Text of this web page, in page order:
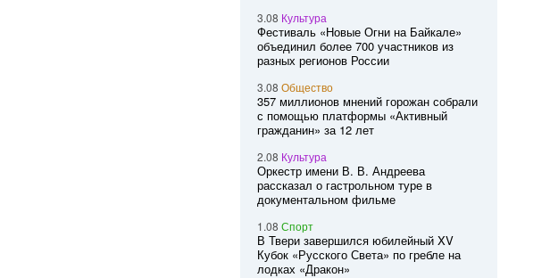
3.08 Культура
Фестиваль «Новые Огни на Байкале»
объединил более 700 участников из
разных регионов России
3.08 Общество
357 миллионов мнений горожан собрали
с помощью платформы «Активный
гражданин» за 12 лет
2.08 Культура
Оркестр имени В. В. Андреева
рассказал о гастрольном туре в
документальном фильме
1.08 Спорт
В Твери завершился юбилейный XV
Кубок «Русского Света» по гребле на
лодках «Дракон»